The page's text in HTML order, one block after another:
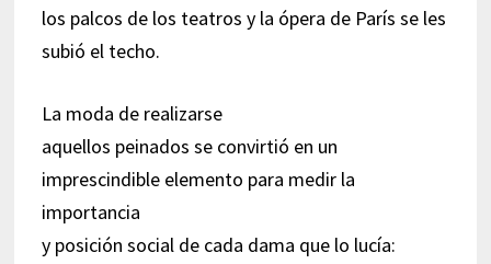
los palcos de los teatros y la ópera de París se les
subió el techo.
La moda de realizarse
aquellos peinados se convirtió en un
imprescindible elemento para medir la
importancia
y posición social de cada dama que lo lucía: